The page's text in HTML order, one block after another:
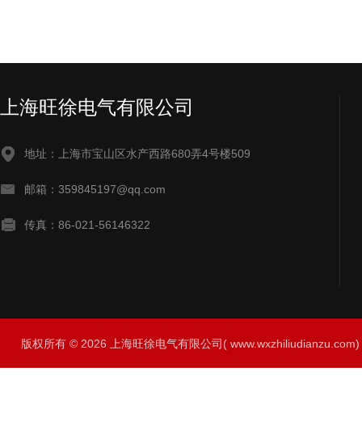
上海旺徐电气有限公司
地址：上海市宝山区水产西路680弄4号楼509
邮箱：359845197@qq.com
传真：86-021-56146322
版权所有 © 2026 上海旺徐电气有限公司(